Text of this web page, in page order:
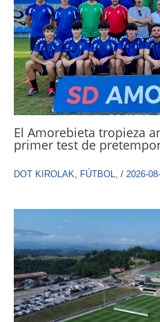
El Amorebieta tropieza
primer test de
DOT KIROLAK FÚTBOL / 2026-